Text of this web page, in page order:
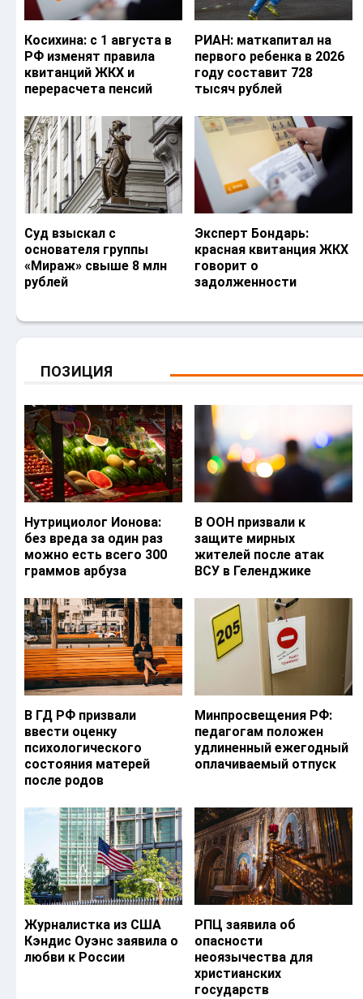
Косихина: с 1 августа в
РФ изменят правила
квитанций ЖКХ и
перерасчета пенсий
РИАН: маткапитал на
первого ребенка в 2026
году составит 728
тысяч рублей
Суд взыскал с
основателя группы
«Мираж» свыше 8 млн
рублей
Эксперт Бондарь:
красная квитанция ЖКХ
говорит о
задолженности
ПОЗИЦИЯ
Нутрициолог Ионова:
без вреда за один раз
можно есть всего 300
граммов арбуза
В ООН призвали к
защите мирных
жителей после атак
ВСУ в Геленджике
В ГД РФ призвали
ввести оценку
психологического
состояния матерей
после родов
Минпросвещения РФ:
педагогам положен
удлиненный ежегодный
оплачиваемый отпуск
Журналистка из США
Кэндис Оуэнс заявила о
любви к России
РПЦ заявила об
опасности
неоязычества для
христианских
государств